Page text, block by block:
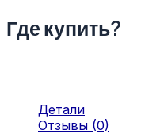
Где купить?
Детали
Отзывы (0)